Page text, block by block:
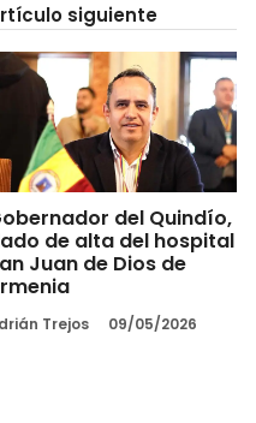
siguiente
del Quindío,
de alta del hospital
Juan de Dios de
Trejos 09/05/2026